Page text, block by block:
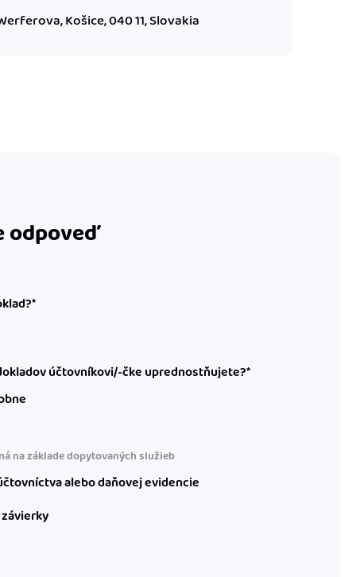
Košice, 040 11, Slovakia
odpoveď
účtovníkovi/-čke uprednostňujete?*
na základe dopytovaných služieb
alebo daňovej evidencie